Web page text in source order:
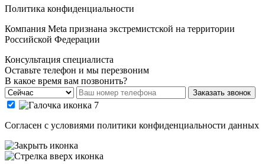
Политика конфиденциальности
Компания Meta признана экстремистской на территории
Российской Федерации
Консультация специалиста
Оставьте телефон и мы перезвоним
В какое время вам позвонить?
Заказать звонок
Cогласен с условиями политики конфиденциальности данных